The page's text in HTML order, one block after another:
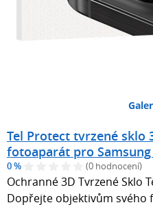
Tel Protect tvrzené sklo
fotoaparát pro Samsung
0 % (0 hodnocení)
Ochranné 3D Tvrzené Sklo
Dopřejte objektivům